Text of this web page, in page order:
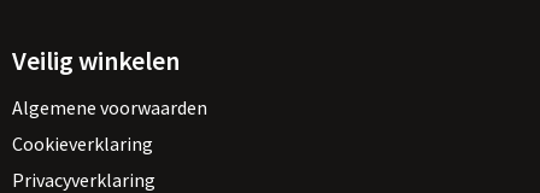
Veilig winkelen
Algemene voorwaarden
Cookieverklaring
Privacyverklaring